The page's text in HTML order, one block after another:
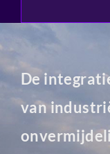
De
van